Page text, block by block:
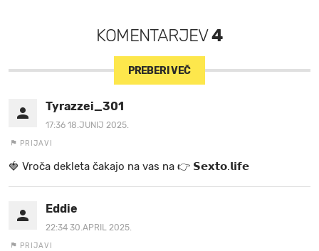
KOMENTARJEV4
PREBERI VEČ
Tyrazzei_301
17:36 18.JUNIJ 2025.
PRIJAVI
🍓 V r o č a d e k l e t a ča k a jo na va s n a 👉 𝗦𝗲𝘅𝘁𝗼.𝗹𝗶𝗳𝗲
Eddie
22:34 30.APRIL 2025.
PRIJAVI